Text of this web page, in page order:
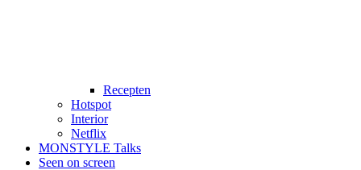
Recepten
Hotspot
Interior
Netflix
MONSTYLE Talks
Seen on screen